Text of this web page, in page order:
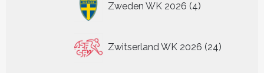
Zweden WK 2026 4
producten
Zwitserland WK 2026 24
producten